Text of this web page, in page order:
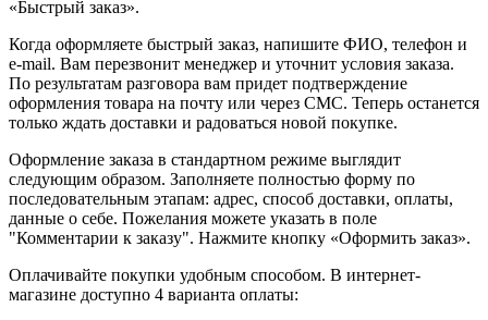
«Быстрый заказ».
Когда оформляете быстрый заказ, напишите ФИО, телефон и
e-mail. Вам перезвонит менеджер и уточнит условия заказа.
По результатам разговора вам придет подтверждение
оформления товара на почту или через СМС. Теперь останется
только ждать доставки и радоваться новой покупке.
Оформление заказа в стандартном режиме выглядит
следующим образом. Заполняете полностью форму по
последовательным этапам: адрес, способ доставки, оплаты,
данные о себе. Пожелания можете указать в поле
"Комментарии к заказу". Нажмите кнопку «Оформить заказ».
Оплачивайте покупки удобным способом. В интернет-
магазине доступно 4 варианта оплаты: